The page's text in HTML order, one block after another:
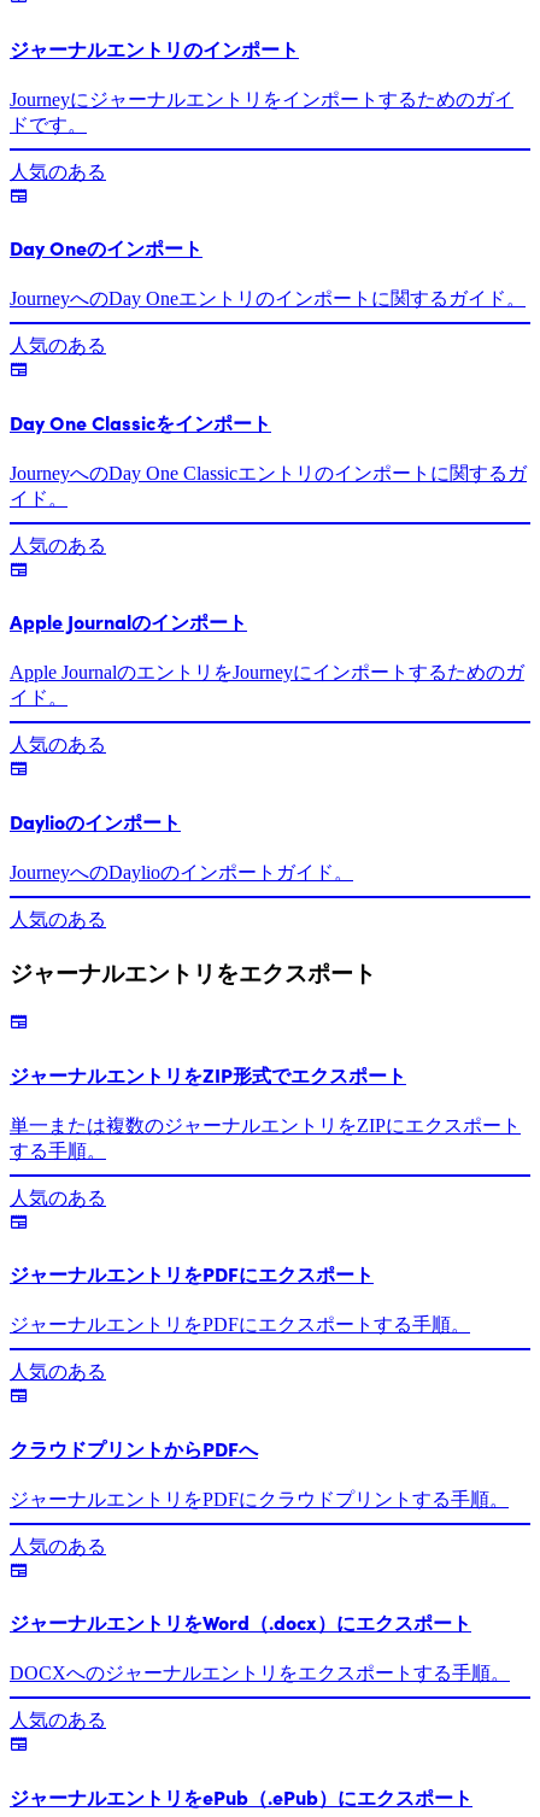
ジャーナルエントリのインポート
Journeyにジャーナルエントリをインポートするためのガイ
ドです。
人気のある
Day Oneのインポート
JourneyへのDay Oneエントリのインポートに関するガイド。
人気のある
Day One Classicをインポート
JourneyへのDay One Classicエントリのインポートに関するガ
イド。
人気のある
Apple Journalのインポート
Apple JournalのエントリをJourneyにインポートするためのガ
イド。
人気のある
Daylioのインポート
JourneyへのDaylioのインポートガイド。
人気のある
ジャーナルエントリをエクスポート
ジャーナルエントリをZIP形式でエクスポート
単一または複数のジャーナルエントリをZIPにエクスポート
する手順。
人気のある
ジャーナルエントリをPDFにエクスポート
ジャーナルエントリをPDFにエクスポートする手順。
人気のある
クラウドプリントからPDFへ
ジャーナルエントリをPDFにクラウドプリントする手順。
人気のある
ジャーナルエントリをWord（.docx）にエクスポート
DOCXへのジャーナルエントリをエクスポートする手順。
人気のある
ジャーナルエントリをePub（.ePub）にエクスポート